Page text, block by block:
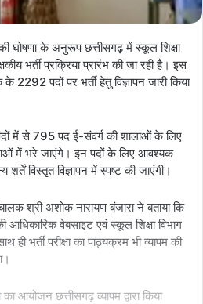
घोषणा के अनुरूप छत्तीसगढ़ में स्कूल शिक्षा
भर्ती प्रक्रिया प्रारंभ की जा रही है। इस
के 2292 पदों पर भर्ती हेतु विज्ञापन जारी किया
में से 795 पद ई-संवर्ग की शालाओं के लिए
में भरे जाएंगे। इन पदों के लिए आवश्यक
विस्तृत विज्ञापन में स्पष्ट की जाएंगी।
श्री अशोक नारायण बंजारा ने बताया कि
आधिकारिक वेबसाइट एवं स्कूल शिक्षा विभाग
ही भर्ती परीक्षा का पाठ्यक्रम भी व्यापम की
आयोजन छत्तीसगढ़ व्यापम द्वारा किया